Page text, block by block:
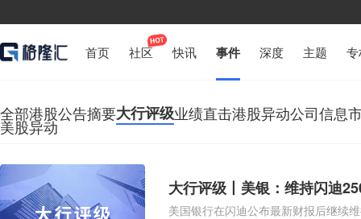
首页 社区 快讯 事件 深度 主题
全部港股公告摘要大行评级业绩直击港股异动公司信息
美股异动
大行评级丨美银：维持闪迪
美国银行在闪迪公布最新财报后继续